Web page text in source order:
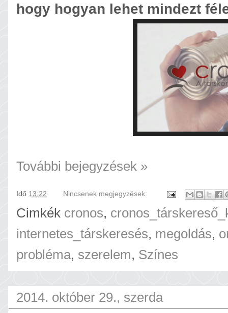
hogy hogyan lehet mindezt
További bejegyzések »
Idő 13:22 Nincsenek megjegyzések:
Cimkék cronos,
internetes_társkeresés, megoldás,
probléma, szerelem, Színes
2014. október 29., szerda